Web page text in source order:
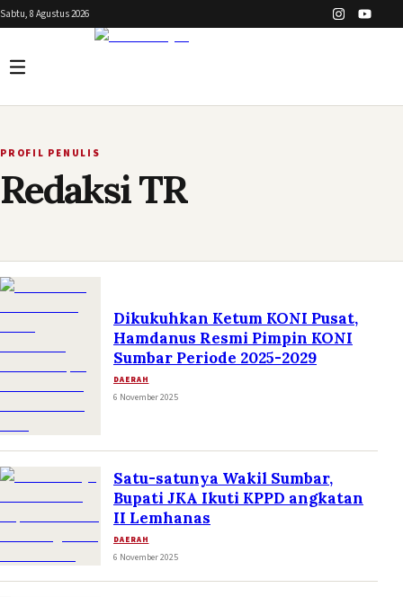
Sabtu, 8 Agustus 2026
PROFIL PENULIS
Redaksi TR
Dikukuhkan Ketum KONI Pusat,
Hamdanus Resmi Pimpin KONI
Sumbar Periode 2025-2029
DAERAH
6 November 2025
Satu-satunya Wakil Sumbar,
Bupati JKA Ikuti KPPD angkatan
II Lemhanas
DAERAH
6 November 2025